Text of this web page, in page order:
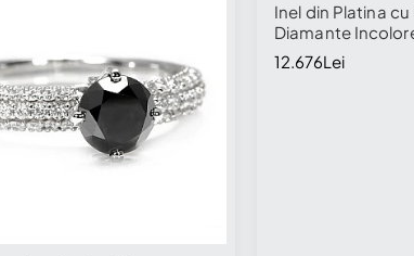
Inel din Platina
Diamante
12.676Lei